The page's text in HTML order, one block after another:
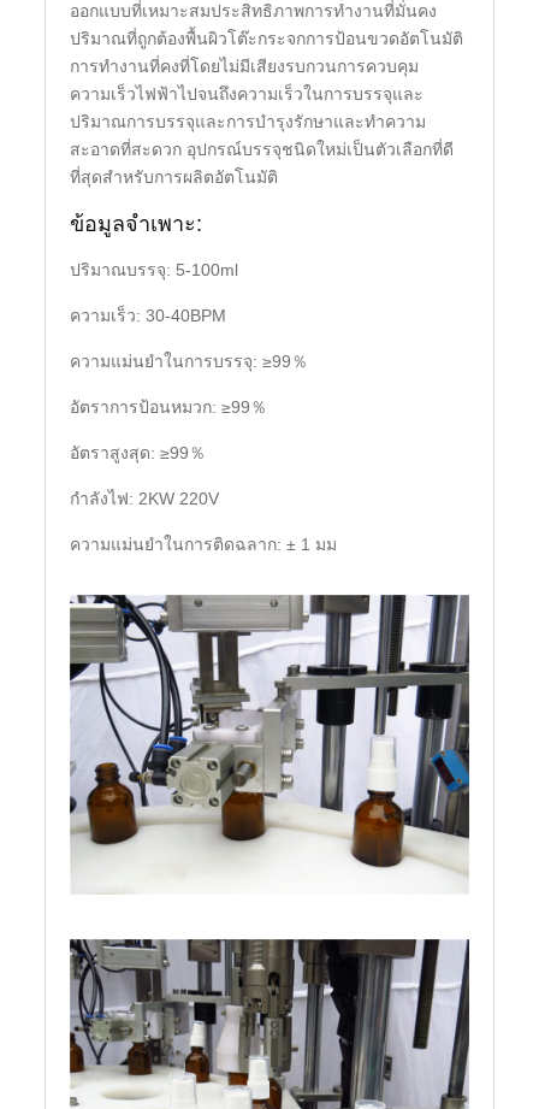
ออกแบบที่เหมาะสมประสิทธิภาพการทำงานที่มั่นคง
ปริมาณที่ถูกต้องพื้นผิวโต๊ะกระจกการป้อนขวดอัตโนมัติ
การทำงานที่คงที่โดยไม่มีเสียงรบกวนการควบคุม
ความเร็วไฟฟ้าไปจนถึงความเร็วในการบรรจุและ
ปริมาณการบรรจุและการบำรุงรักษาและทำความ
สะอาดที่สะดวก อุปกรณ์บรรจุชนิดใหม่เป็นตัวเลือกที่ดี
ที่สุดสำหรับการผลิตอัตโนมัติ
ข้อมูลจำเพาะ:
ปริมาณบรรจุ: 5-100ml
ความเร็ว: 30-40BPM
ความแม่นยำในการบรรจุ: ≥99％
อัตราการป้อนหมวก: ≥99％
อัตราสูงสุด: ≥99％
กำลังไฟ: 2KW 220V
ความแม่นยำในการติดฉลาก: ± 1 มม